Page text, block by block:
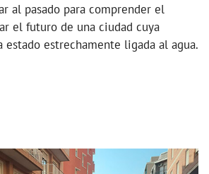
al pasado para comprender el
el futuro de una ciudad cuya
estrechamente ligada al agua.